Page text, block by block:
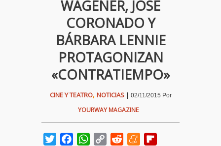
WAGENER, JOSE
CORONADO Y
BÁRBARA LENNIE
PROTAGONIZAN
«CONTRATIEMPO»
CINE Y TEATRO, NOTICIAS| 02/11/2015 Por
YOURWAY MAGAZINE
TwitterFacebookWhatsApp
Copy
Reddit Meneame